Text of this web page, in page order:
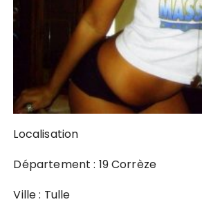
Localisation
Département : 19 Corrèze
Ville : Tulle